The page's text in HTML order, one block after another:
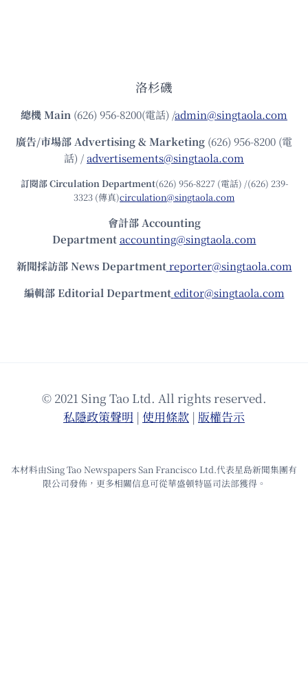
洛杉磯
總機Main (626) 956-8200(電話) /admin@singtaola.com
廣告/市場部Advertising & Marketing (626) 956-8200 (電
話) /advertisements@singtaola.com
訂閱部 Circulation Department(626) 956-8227 (電話) /(626) 239-
3323 (傳真)circulation@singtaola.com
會計部 Accounting
Department accounting@singtaola.com
新聞採訪部 News Department reporter@singtaola.com
編輯部 Editorial Department editor@singtaola.com
© 2021 Sing Tao Ltd. All rights reserved.
私隱政策聲明 | 使⽤條款 | 版權告⽰
本材料由Sing Tao Newspapers San Francisco Ltd.代表星島新聞集團有
限公司發佈，更多相關信息可從華盛頓特區司法部獲得。